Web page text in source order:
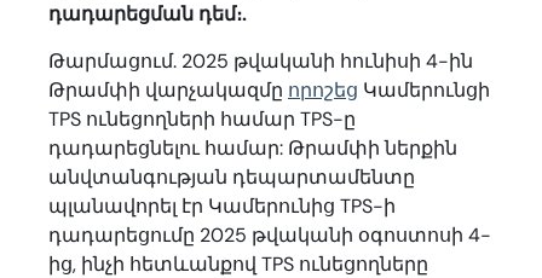
դադարեցման դեմ։.
Թարմացում. 2025 թվականի հունիսի 4-ին
Թրամփի վարչակազմը որոշեց Կամերունցի
TPS ունեցողների համար TPS-ը
դադարեցնելու համար: Թրամփի ներքին
անվտանգության դեպարտամենտը
պլանավորել էր Կամերունից TPS-ի
դադարեցումը 2025 թվականի օգոստոսի 4-
ից, ինչի հետևանքով TPS ունեցողները